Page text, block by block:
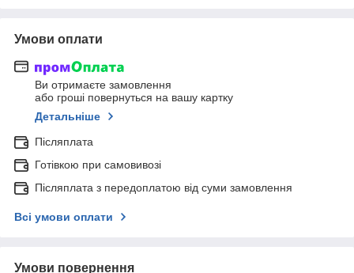
Умови оплати
Ви отримаєте замовлення
або гроші повернуться на вашу картку
Детальніше
Післяплата
Готівкою при самовивозі
Післяплата з передоплатою від суми замовлення
Всі умови оплати
Умови повернення